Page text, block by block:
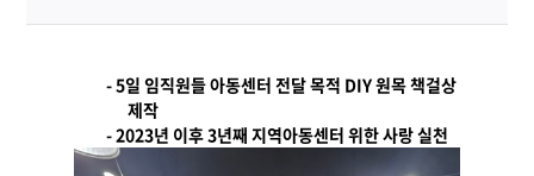
- 5일 임직원들 아동센터 전달 목적 DIY원목 책걸상
제작
- 2023년 이후3년째 지역아동센터 위한 사랑 실천